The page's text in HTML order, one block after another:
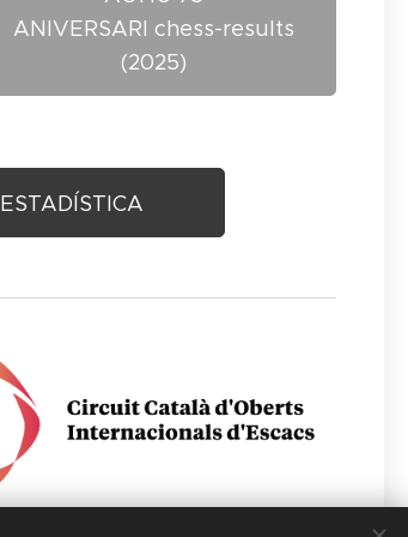
ANIVERSARI chess-results
(2025)
ESTADÍSTICA